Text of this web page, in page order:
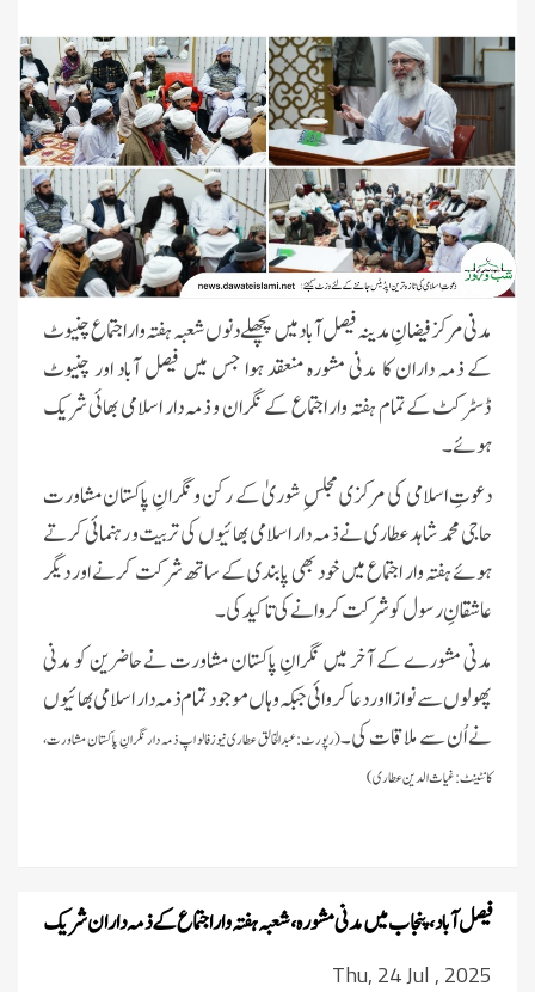
مدنی مرکز فیضانِ مدینہ فیصل آباد میں پچھلے دنوں شعبہ ہفتہ وار اجتماع چنیوٹ
کے ذمہ داران کا مدنی مشورہ منعقد ہوا جس میں فیصل آباد اور چنیوٹ
ڈسٹرکٹ کےتمام ہفتہ وار اجتماع کے نگران و ذمہ دار اسلامی بھائی شریک
ہوئے۔
دعوتِ اسلامی کی مرکزی مجلسِ شوریٰ کے رکن و نگرانِ پاکستان مشاورت
حاجی محمد شاہد عطاری نے ذمہ دار اسلامی بھائیوں کی تربیت و رہنمائی کرتے
ہوئے ہفتہ وار اجتماع میں خود بھی پابندی کے ساتھ شرکت کرنے اور دیگر
عاشقانِ رسول کو شرکت کروانے کی تاکید کی۔
مدنی مشورے کے آخر میں نگرانِ پاکستان مشاورت نے حاضرین کو مدنی
پھولوں سے نوازا اور دعا کروائی جبکہ وہاں موجود تمام ذمہ دار اسلامی بھائیوں
نے اُن سے ملاقات کی۔(رپورٹ:عبدالخالق عطاری نیوز فالو اپ ذمہ دار نگرانِ پاکستان مشاورت،
کانٹینٹ:غیاث الدین عطاری)
فیصل آباد، پنجاب میں مدنی مشورہ، شعبہ ہفتہ وار اجتماع کے ذمہ داران شریک
Thu, 24 Jul , 2025